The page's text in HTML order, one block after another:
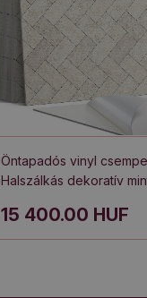
Öntapadós vinyl csempe
Halszálkás dekoratív
15 400.00 HUF